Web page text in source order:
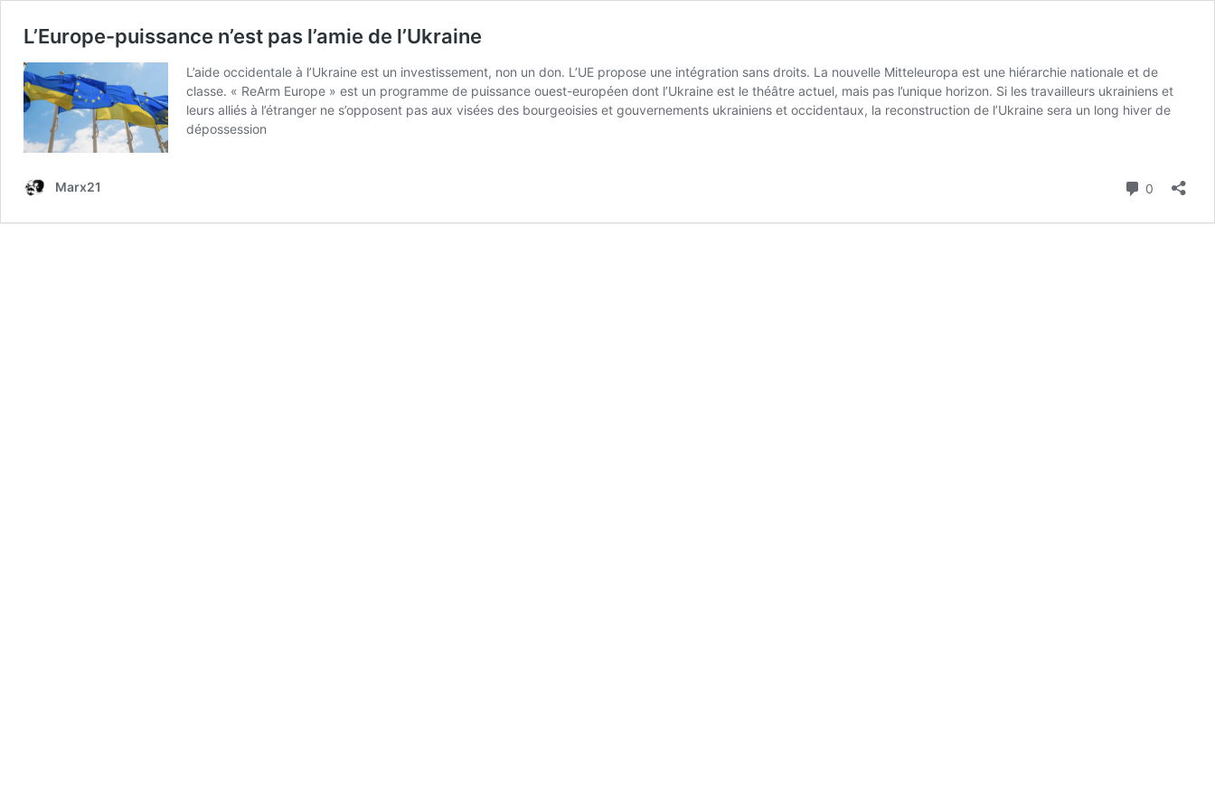
L’Europe-puissance n’est pas l’amie de l’Ukraine
L’aide occidentale à l’Ukraine est un investissement, non un don. L’UE propose une intégration sans droits. La nouvelle Mitteleuropa est une hiérarchie nationale et de
classe. « ReArm Europe » est un programme de puissance ouest-européen dont l’Ukraine est le théâtre actuel, mais pas l’unique horizon. Si les travailleurs ukrainiens et
leurs alliés à l’étranger ne s’opposent pas aux visées des bourgeoisies et gouvernements ukrainiens et occidentaux, la reconstruction de l’Ukraine sera un long hiver de
dépossession
Marx21 0